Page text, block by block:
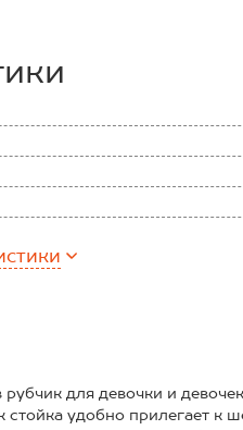
рубчик для девочки и
стойка удобно прилегает к